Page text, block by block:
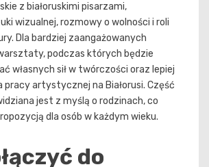
z białoruskimi pisarzami,
wizualnej, rozmowy o wolności i roli
Dla bardziej zaangażowanych
podczas których będzie
własnych sił w twórczości oraz lepiej
pracy artystycznej na Białorusi. Część
jest z myślą o rodzinach, co
dla osób w każdym wieku.
do